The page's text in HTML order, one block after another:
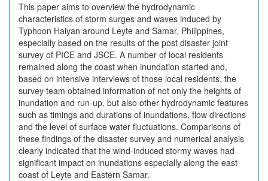
This paper aims to overview the hydrodynamic
characteristics of storm surges and waves induced by
Typhoon Haiyan around Leyte and Samar, Philippines,
especially based on the results of the post disaster joint
survey of PICE and JSCE. A number of local residents
remained along the coast when inundation started and,
based on intensive interviews of those local residents, the
survey team obtained information of not only the heights of
inundation and run-up, but also other hydrodynamic features
such as timings and durations of inundations, flow directions
and the level of surface water fluctuations. Comparisons of
these findings of the disaster survey and numerical analysis
clearly indicated that the wind-induced stormy waves had
significant impact on inundations especially along the east
coast of Leyte and Eastern Samar.